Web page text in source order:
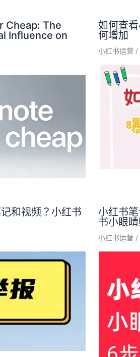
Cheap: The
Influence on
如何查
何增加
小红书运营 /
和视频？小红书
小红书
书小眼
小红书运营 /